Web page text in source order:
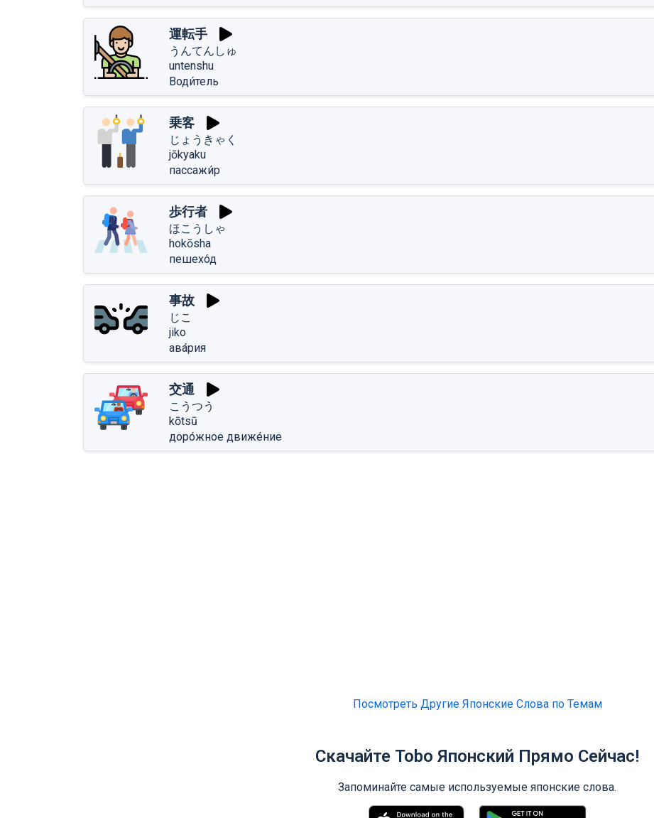
運転手
うんてんしゅ
untenshu
Води́тель
乗客
じょうきゃく
jōkyaku
пассажи́р
歩行者
ほこうしゃ
hokōsha
пешехо́д
事故
じこ
jiko
ава́рия
交通
こうつう
kōtsū
доро́жное движе́ние
Посмотреть Другие Японские Слова по Темам
Скачайте Tobo Японский Прямо Сейчас!
Запоминайте самые используемые японские слова.